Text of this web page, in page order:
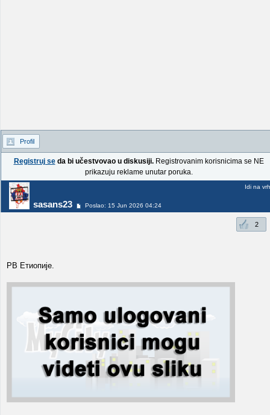
Profil
Registruj seda bi učestvovao u diskusiji.Registrovanim korisnicima se NE
prikazuju reklame unutar poruka.
sasans23 Poslao: 15 Jun 2026 04:24
Idi na vrh
2
РВ Етиопије.